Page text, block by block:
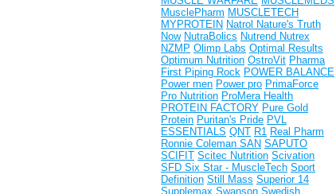
MusclePharm MUSCLETECH
MYPROTEIN Natrol Nature's Truth
Now NutraBolics Nutrend Nutrex
NZMP Olimp Labs Optimal Results
Optimum Nutrition OstroVit Pharma
First Piping Rock POWER BALANCE
Power men Power pro PrimaForce
Pro Nutrition ProMera Health
PROTEIN FACTORY Pure Gold
Protein Puritan's Pride PVL
ESSENTIALS QNT R1 Real Pharm
Ronnie Coleman SAN SAPUTO
SCIFIT Scitec Nutrition Scivation
SFD Six Star - MuscleTech Sport
Definition Still Mass Superior 14
Supplemax Swanson Swedish